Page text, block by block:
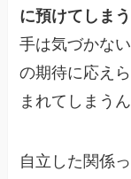
に預けてしま
手は気づかな
の期待に応え
まれてしまうん
自立した関係